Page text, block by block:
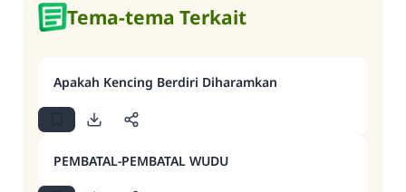
Tema-tema Terkait
Apakah Kencing Berdiri Diharamkan
PEMBATAL-PEMBATAL WUDU